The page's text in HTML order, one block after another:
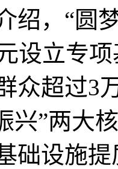
绍，“圆
设立专
众超过3
兴”两大
础设施